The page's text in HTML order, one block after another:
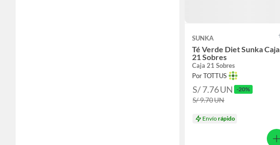
SUNKA
Té Verde Diet Sunka Caja
21 Sobres
Caja 21 Sobres
Por TOTTUS
S/ 7.76UN -20%
S/ 9.70UN
Envíorápido